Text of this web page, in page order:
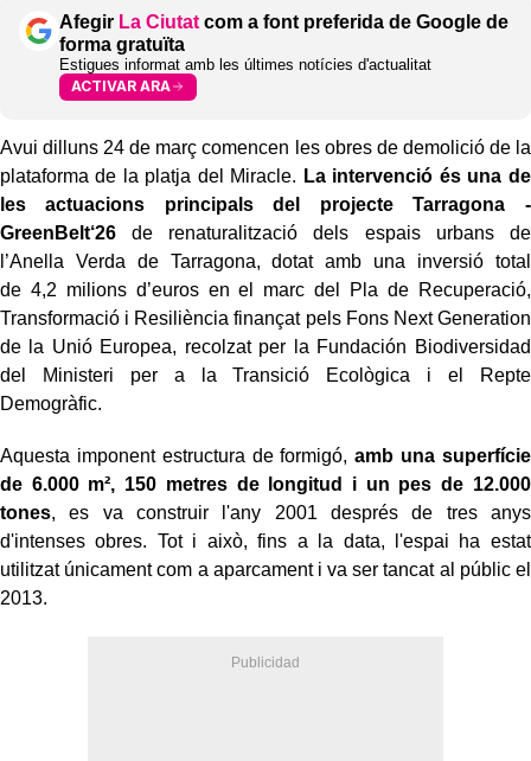
Afegir La Ciutat com a font preferida de Google de
forma gratuïta
Estigues informat amb les últimes notícies d'actualitat
ACTIVAR ARA
Avui dilluns 24 de març comencen les obres de demolició de la
plataforma de la platja del Miracle. La intervenció és una de
les actuacions principals del projecte Tarragona -
GreenBelt‘26 de renaturalització dels espais urbans de
l’Anella Verda de Tarragona, dotat amb una inversió total
de 4,2 milions d’euros en el marc del Pla de Recuperació,
Transformació i Resiliència finançat pels Fons Next Generation
de la Unió Europea, recolzat per la Fundación Biodiversidad
del Ministeri per a la Transició Ecològica i el Repte
Demogràfic.
Aquesta imponent estructura de formigó,amb una superfície
de 6.000 m², 150 metres de longitud i un pes de 12.000
tones, es va construir l'any 2001 després de tres anys
d'intenses obres. Tot i això, fins a la data, l'espai ha estat
utilitzat únicament com a aparcament i va ser tancat al públic el
2013.